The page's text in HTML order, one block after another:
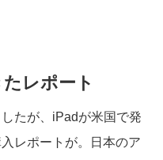
レポート
たが、iPadが米国で発
レポートが。日本のア